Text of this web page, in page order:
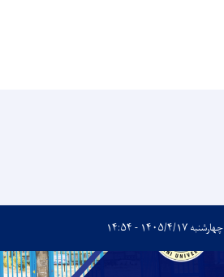
چهارشنبه ۱۴۰۵/۴/۱۷ - ۱۴:۵۴